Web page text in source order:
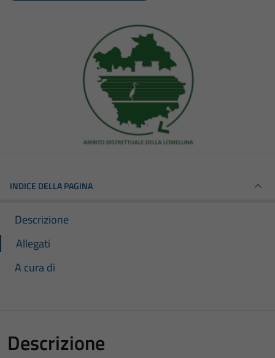
INDICE DELLA PAGINA
Descrizione
Allegati
A cura di
Descrizione